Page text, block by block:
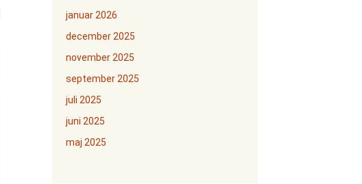
januar 2026
december 2025
november 2025
september 2025
juli 2025
juni 2025
maj 2025